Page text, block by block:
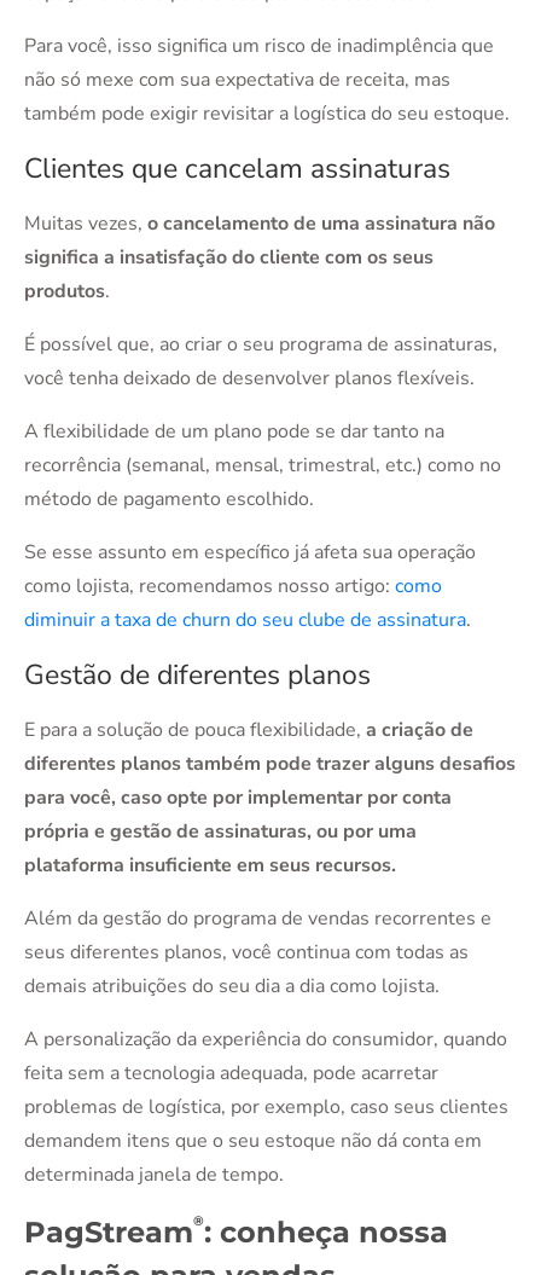
Para você, isso significa um risco de inadimplência que
não só mexe com sua expectativa de receita, mas
também pode exigir revisitar a logística do seu estoque.
Clientes que cancelam assinaturas
Muitas vezes, o cancelamento de uma assinatura não
significa a insatisfação do cliente com os seus
produtos.
É possível que, ao criar o seu programa de assinaturas,
você tenha deixado de desenvolver planos flexíveis.
A flexibilidade de um plano pode se dar tanto na
recorrência (semanal, mensal, trimestral, etc.) como no
método de pagamento escolhido.
Se esse assunto em específico já afeta sua operação
como lojista, recomendamos nosso artigo: como
diminuir a taxa de churn do seu clube de assinatura.
Gestão de diferentes planos
E para a solução de pouca flexibilidade, a criação de
diferentes planos também pode trazer alguns desafios
para você, caso opte por implementar por conta
própria e gestão de assinaturas, ou por uma
plataforma insuficiente em seus recursos.
Além da gestão do programa de vendas recorrentes e
seus diferentes planos, você continua com todas as
demais atribuições do seu dia a dia como lojista.
A personalização da experiência do consumidor, quando
feita sem a tecnologia adequada, pode acarretar
problemas de logística, por exemplo, caso seus clientes
demandem itens que o seu estoque não dá conta em
determinada janela de tempo.
PagStream®: conheça nossa